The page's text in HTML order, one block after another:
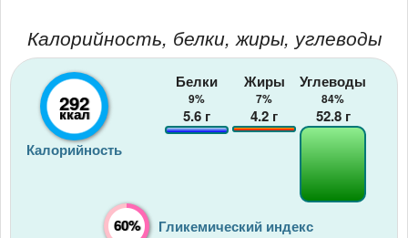
Калорийность, белки, жиры, углеводы
292
ккал
Калорийность
Белки
9%
5.6 г
Жиры
7%
4.2 г
Углеводы
84%
52.8г
60% Гликемический индекс